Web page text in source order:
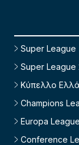
Super League
Super League
Κύπελλο
Champions
Europa League
Conference